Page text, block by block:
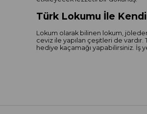
Türk Lokumu İle
Lokum olarak bilinen lokum,
ceviz ile yapılan çeşitleri de
hediye kaçamağı yapabilirsiniz. İş